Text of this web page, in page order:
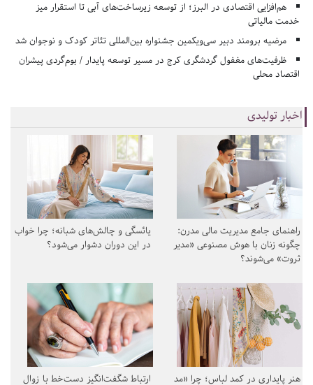
هم‌افزایی اقتصادی در البرز؛ از توسعه زیرساخت‌های آبی تا استقرار میز
خدمت مالیاتی
مرضیه برومند دبیر سی‌ویکمین جشنواره بین‌المللی تئاتر کودک و نوجوان شد
ظرفیت‌های مغفول گردشگری کرج در مسیر توسعه پایدار / بوم‌گردی پیشران
اقتصاد محلی
اخبار تولیدی
راهنمای جامع مدیریت مالی مدرن:
چگونه زنان با هوش مصنوعی «مدیر
ثروت» می‌شوند؟
یائسگی و چالش‌های شبانه؛ چرا خواب
در این دوران دشوار می‌شود؟
هنر پایداری در کمد لباس؛ چرا «مد
ارتباط شگفت‌انگیز دست‌خط با زوال